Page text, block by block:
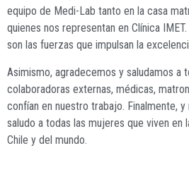
equipo de Medi-Lab tanto en la casa
quienes nos representan en Clínica
son las fuerzas que impulsan la
Asimismo, agradecemos y saludamos a
colaboradoras externas, médicas,
confían en nuestro trabajo. Finalmente,
saludo a todas las mujeres que viven en
Chile y del mundo.